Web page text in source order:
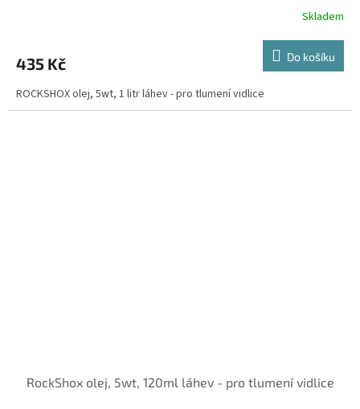
Skladem
435 Kč Do košíku
ROCKSHOX olej, 5wt, 1 litr láhev - pro tlumení vidlice
RockShox olej, 5wt, 120ml láhev - pro tlumení vidlice